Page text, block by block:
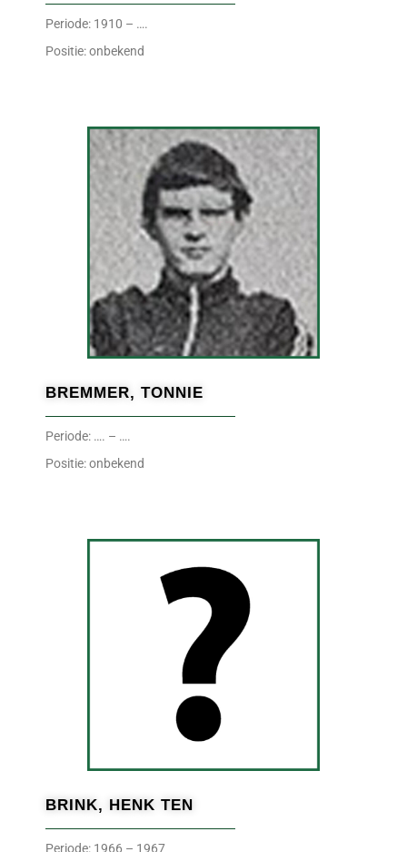
Periode: 1910 – ….
Positie: onbekend
BREMMER, TONNIE
Periode: …. – ….
Positie: onbekend
BRINK, HENK TEN
Periode: 1966 – 1967